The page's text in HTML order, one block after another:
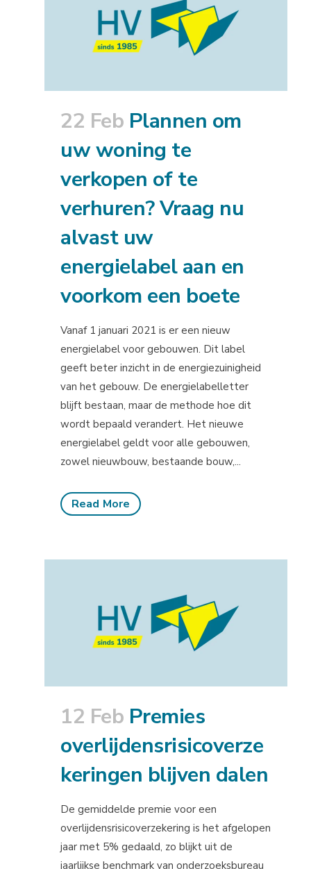
22 Feb Plannen om
uw woning te
verkopen of te
verhuren? Vraag nu
alvast uw
energielabel aan en
voorkom een boete
Vanaf 1 januari 2021 is er een nieuw
energielabel voor gebouwen. Dit label
geeft beter inzicht in de energiezuinigheid
van het gebouw. De energielabelletter
blijft bestaan, maar de methode hoe dit
wordt bepaald verandert. Het nieuwe
energielabel geldt voor alle gebouwen,
zowel nieuwbouw, bestaande bouw,...
Read More
12 Feb Premies
overlijdensrisicoverze
keringen blijven dalen
De gemiddelde premie voor een
overlijdensrisicoverzekering is het afgelopen
jaar met 5% gedaald, zo blijkt uit de
jaarlijkse benchmark van onderzoeksbureau